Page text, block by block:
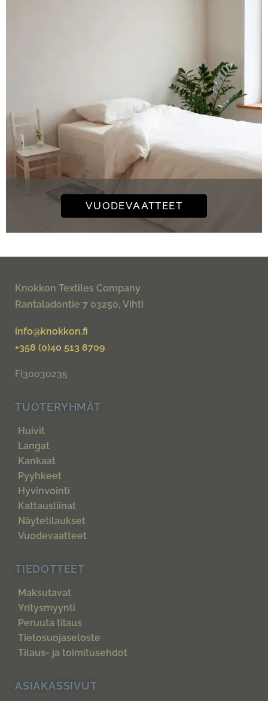
VUODEVAATTEET
Knokkon Textiles Company
Rantaladontie 7 03250, Vihti
info@knokkon.fi
+358 (0)40 513 8709
FI30030235
TUOTERYHMÄT
Huivit
Langat
Kankaat
Pyyhkeet
Hyvinvointi
Kattausliinat
Näytetilaukset
Vuodevaatteet
TIEDOTTEET
Maksutavat
Yritysmyynti
Peruuta tilaus
Tietosuojaseloste
Tilaus- ja toimitusehdot
ASIAKASSIVUT